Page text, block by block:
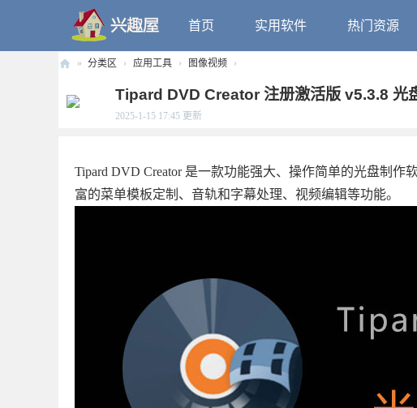
首页 实用软件 热门资源
趣
» 分类区 › 应用工具 › 图像视频 ›
Tipard DVD Creator 注册激活版 v5.3.8 光
2025-1-15 17:45 更新
Tipard DVD Creator 是一款功能强大、操作简单的光盘制
富的菜单模板定制、音轨和字幕处理、视频编辑等功能。